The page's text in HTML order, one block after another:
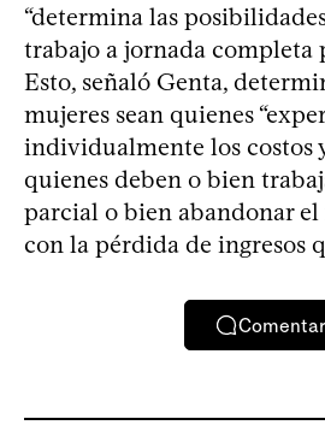
“determina las
trabajo a jornada completa
Esto, señaló Genta,
mujeres sean quienes
individualmente los costos
quienes deben o bien
parcial o bien abandonar
con la pérdida de ingresos
Comentar